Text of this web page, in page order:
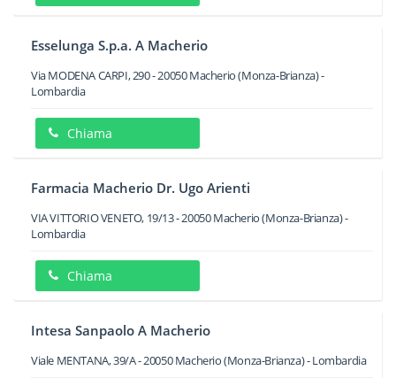
Esselunga S.p.a. A Macherio
Via MODENA CARPI, 290-20050Macherio(Monza-Brianza) -
Lombardia
Chiama
Farmacia Macherio Dr. Ugo Arienti
VIA VITTORIO VENETO, 19/13-20050Macherio(Monza-Brianza) -
Lombardia
Chiama
Intesa Sanpaolo A Macherio
Viale MENTANA, 39/A-20050 Macherio(Monza-Brianza) -Lombardia